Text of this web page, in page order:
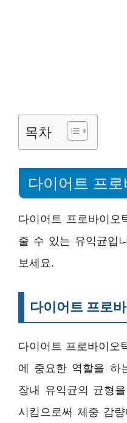
목차
다이어트 프
다이어트 프로바이오
줄 수 있는 유익균입
보세요.
다이어트 프로
다이어트 프로바이오
에 중요한 역할을 하
장내 유익균의 균형
시킴으로써 체중 감